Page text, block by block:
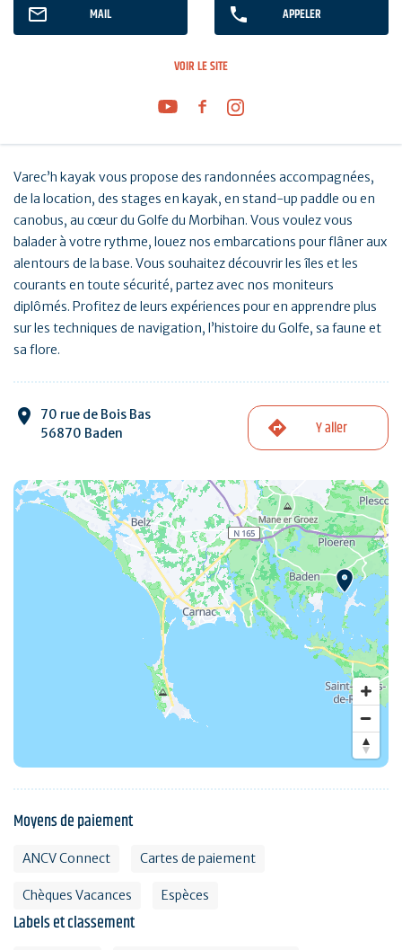
MAIL APPELER
VOIR LE SITE
Varec’h kayak vous propose des randonnées accompagnées,
de la location, des stages en kayak, en stand-up paddle ou en
canobus, au cœur du Golfe du Morbihan. Vous voulez vous
balader à votre rythme, louez nos embarcations pour flâner aux
alentours de la base. Vous souhaitez découvrir les îles et les
courants en toute sécurité, partez avec nos moniteurs
diplômés. Profitez de leurs expériences pour en apprendre plus
sur les techniques de navigation, l’histoire du Golfe, sa faune et
sa flore.
70 rue de Bois Bas
56870 Baden
Y aller
Moyens de paiement
ANCV Connect Cartes de paiement
Chèques Vacances Espèces
Labels et classement